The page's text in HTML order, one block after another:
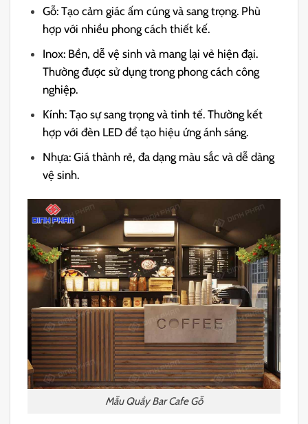
Gỗ: Tạo cảm giác ấm cúng và sang trọng. Phù
hợp với nhiều phong cách thiết kế.
Inox: Bền, dễ vệ sinh và mang lại vẻ hiện đại.
Thường được sử dụng trong phong cách công
nghiệp.
Kính: Tạo sự sang trọng và tinh tế. Thường kết
hợp với đèn LED để tạo hiệu ứng ánh sáng.
Nhựa: Giá thành rẻ, đa dạng màu sắc và dễ dàng
vệ sinh.
Mẫu Quầy Bar Cafe Gỗ